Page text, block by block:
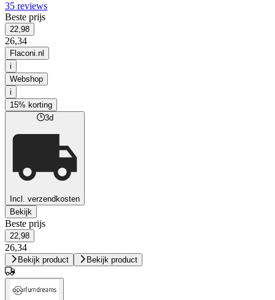
35 reviews
Beste prijs
22,98
26,34
Flaconi.nl
i
Webshop
i
15% korting
3d
Incl. verzendkosten
Bekijk
Beste prijs
22,98
26,34
Bekijk product Bekijk product